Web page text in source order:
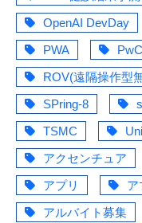
OpenAI DevDay
PWA
PwC
ROV(遠隔操作型
SPring-8
TSMC
アクセンチュア
アプリ
ア
アルバイト募集